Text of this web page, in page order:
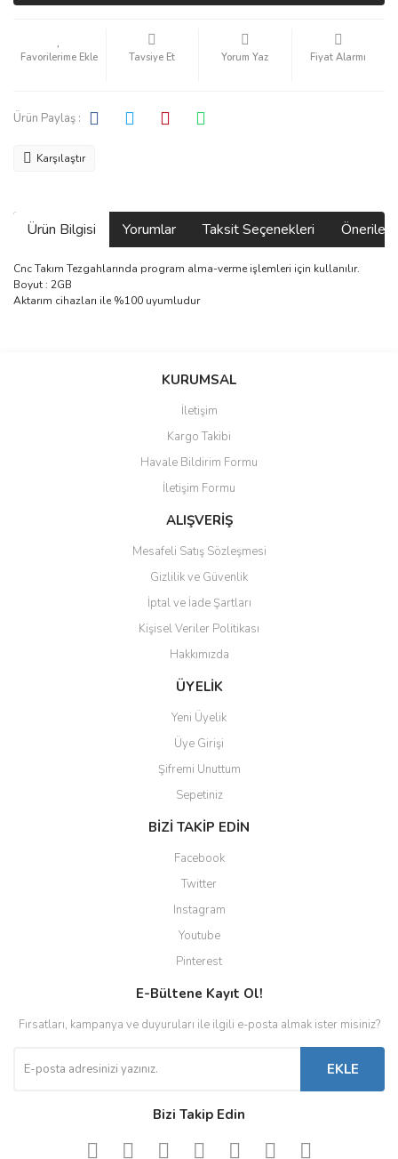
Tavsiye Et Yorum Yaz Fiyat Alarmı
Ürün Paylaş :
Karşılaştır
Ürün Bilgisi Yorumlar Taksit Seçenekleri
Cnc Takım Tezgahlarında program alma-verme işlemleri için kullanılır.
Boyut : 2GB
Aktarım cihazları ile %100 uyumludur
Bu ürüne ilk yorumu siz yapın!
Ürün resmi kalitesiz, bozuk veya görüntülenemiyor.
Ürün açıklamasında eksik bilgiler bulunuyor.
Ürün bilgilerinde hatalar bulunuyor.
Ürün fiyatı diğer sitelerden daha pahalı.
Gönder
Ürün hakkında henüz soru sorulmamış.
Soru Sor
KURUMSAL
İletişim
Kargo Takibi
Havale Bildirim Formu
İletişim Formu
ALIŞVERİŞ
Mesafeli Satış Sözleşmesi
Gizlilik ve Güvenlik
İptal ve İade Şartları
Kişisel Veriler Politikası
Hakkımızda
ÜYELİK
Yeni Üyelik
Üye Girişi
Şifremi Unuttum
Sepetiniz
BİZİ TAKİP EDİN
Facebook
Twitter
Instagram
Youtube
Pinterest
E-Bültene Kayıt Ol!
Fırsatları, kampanya ve duyuruları ile ilgili e-posta almak ister misiniz?
EKLE
Bizi Takip Edin